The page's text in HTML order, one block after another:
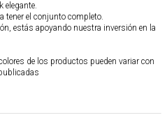
elegante.
tener el conjunto completo.
estás apoyando nuestra inversión en la
de los productos pueden variar con